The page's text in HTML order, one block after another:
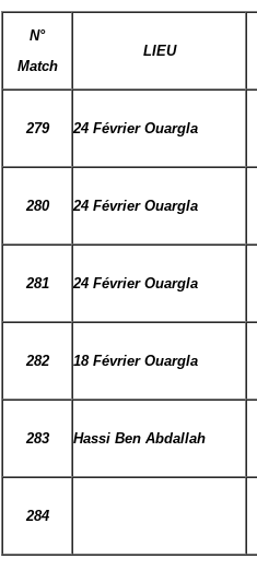
N°
Match
LIEU
279 24 Février Ouargla
280 24 Février Ouargla
281 24 Février Ouargla
282 18 Février Ouargla
283 Hassi Ben Abdallah
284